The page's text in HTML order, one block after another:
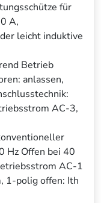
für
A,
leicht induktive
Betrieb
anlassen,
AC-3,
Hz Offen bei 40
AC-1
1-polig offen: Ith